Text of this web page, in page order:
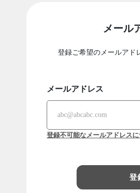
メール
登録ご希望のメールアド
メールアドレス
登録不可能なメールアドレス
登